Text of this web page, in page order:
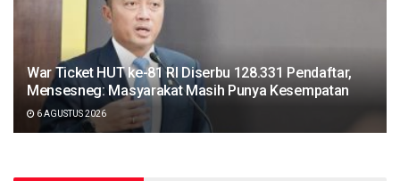
War Ticket HUT ke-81 RI Diserbu 128.331 Pendaftar,
Mensesneg: Masyarakat Masih Punya Kesempatan
6 AGUSTUS 2026